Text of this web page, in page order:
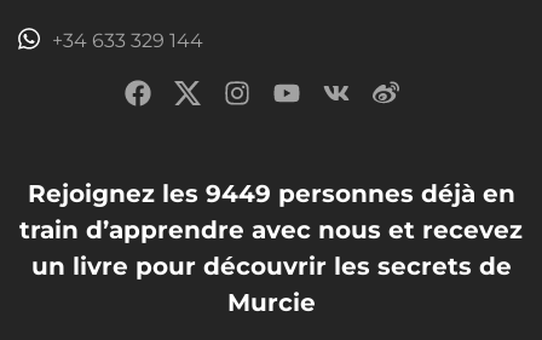
+34 633 329 144
Rejoignez les 9449 personnes déjà en
train d’apprendre avec nous et recevez
un livre pour découvrir les secrets de
Murcie